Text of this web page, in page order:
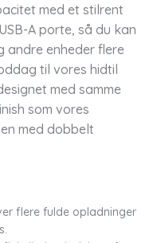
med et stilrent
A porte, så du kan
andre enheder flere
til vores hidtil
med samme
som vores
med dobbelt
flere fulde opladninger